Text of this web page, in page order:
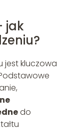
jak
jest kluczowa
do